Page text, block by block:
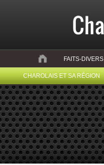
FAITS-DIVERS
CHAROLAIS ET SA RÉGION